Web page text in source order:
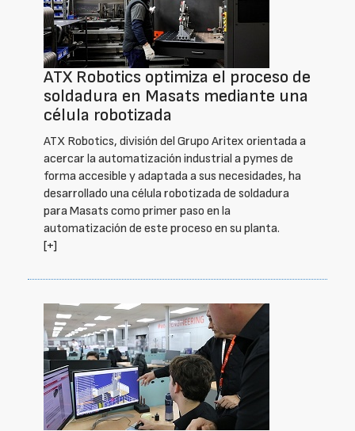
ATX Robotics optimiza el proceso de
soldadura en Masats mediante una
célula robotizada
ATX Robotics, división del Grupo Aritex orientada a
acercar la automatización industrial a pymes de
forma accesible y adaptada a sus necesidades, ha
desarrollado una célula robotizada de soldadura
para Masats como primer paso en la
automatización de este proceso en su planta.
[+]